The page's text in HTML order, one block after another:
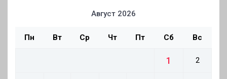
Август 2026
Пн Вт Ср Чт Пт Сб Вс
1 2